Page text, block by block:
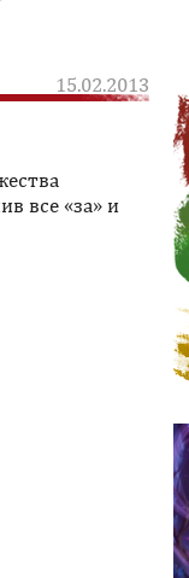
15.02.2013
все «за» и